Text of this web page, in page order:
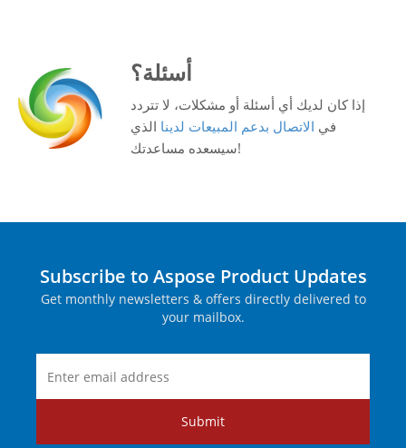
أسئلة؟
إذا كان لديك أي أسئلة أو مشكلات، لا تتردد
في الاتصال بدعم المبيعات لدينا الذي
سيسعده مساعدتك!
Subscribe to Aspose Product Updates
Get monthly newsletters & offers directly delivered to
your mailbox.
Submit